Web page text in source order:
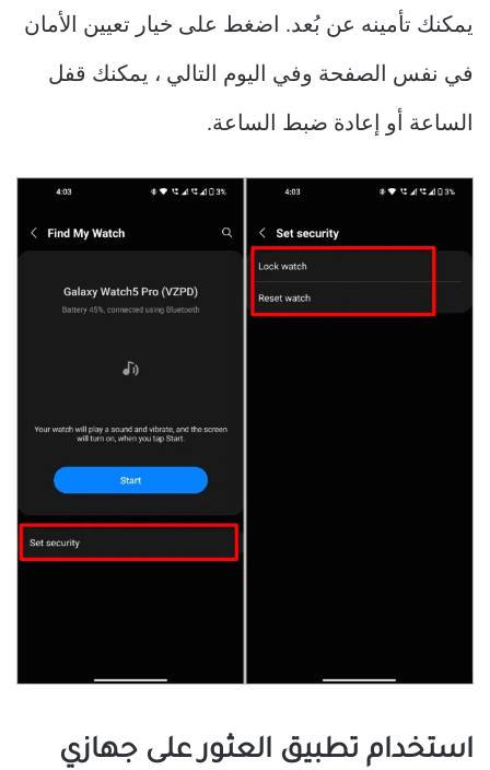
يمكنك تأمينه عن بُعد. اضغط على خيار تعيين الأمان
في نفس الصفحة وفي اليوم التالي ، يمكنك قفل
الساعة أو إعادة ضبط الساعة.
استخدام تطبيق العثور على جهازي